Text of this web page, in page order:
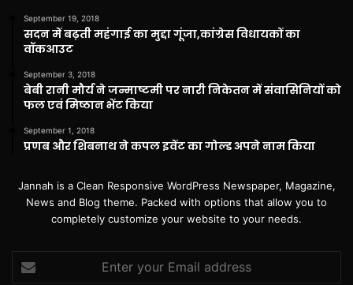
September 19, 2018
सदन में बढ़ती महंगाई का मुद्दा गूंजा,कांग्रेस विधायकों का
वॉकआउट
September 3, 2018
बेबी रानी मौर्य ने जन्माष्टमी पर नारी निकेतन में संवासिनियों को
फल एवं मिष्ठान भेंट किया
September 1, 2018
प्रणब और शिबनाथ ने कपल इवेंट का गोल्ड अपने नाम किया
Jannah is a Clean Responsive WordPress Newspaper, Magazine,
News and Blog theme. Packed with options that allow you to
completely customize your website to your needs.
your